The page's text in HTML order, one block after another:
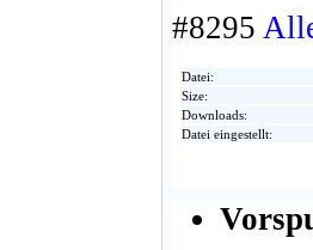
#8295
Datei:
Size:
Downloads:
Datei eingestellt: